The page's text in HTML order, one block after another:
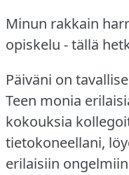
Minun rakkain
opiskelu - tällä
Päiväni on
Teen monia
kokouksia
tietokoneellani,
erilaisiin